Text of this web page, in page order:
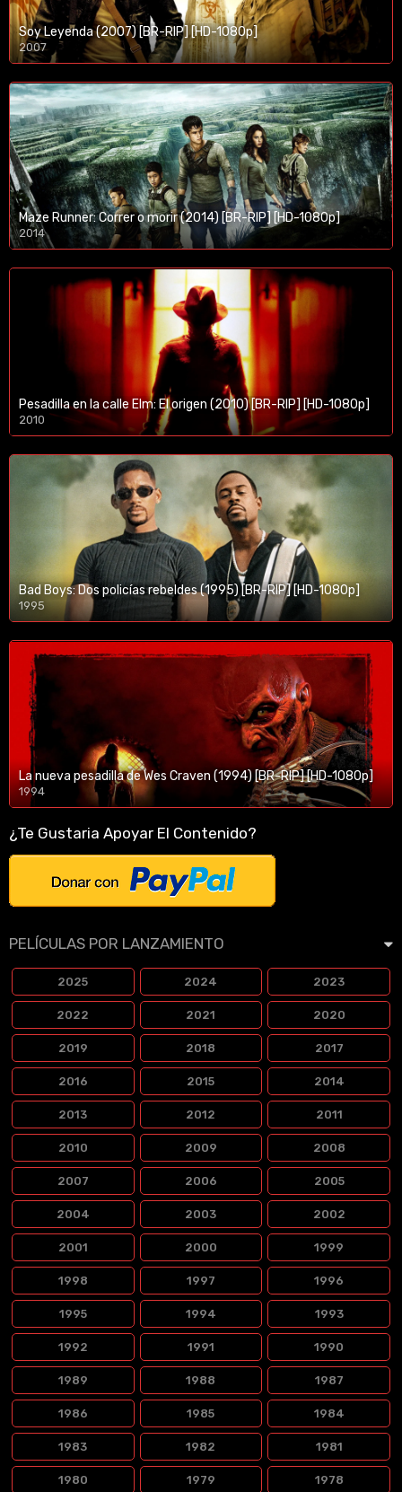
Soy Leyenda (2007) [BR-RIP] [HD-1080p]
2007
1080p/720p
Maze Runner: Correr o morir (2014) [BR-RIP] [HD-1080p]
2014
1080p/720p
Pesadilla en la calle Elm: El origen (2010) [BR-RIP] [HD-1080p]
2010
1080p/720p
Bad Boys: Dos policías rebeldes (1995) [BR-RIP] [HD-1080p]
1995
1080p/720p
La nueva pesadilla de Wes Craven (1994) [BR-RIP] [HD-1080p]
1994
1080p/720p
¿Te Gustaria Apoyar El Contenido?
PELÍCULAS POR LANZAMIENTO
2025 2024 2023
2022 2021 2020
2019 2018 2017
2016 2015 2014
2013 2012 2011
2010 2009 2008
2007 2006 2005
2004 2003 2002
2001 2000 1999
1998 1997 1996
1995 1994 1993
1992 1991 1990
1989 1988 1987
1986 1985 1984
1983 1982 1981
1980 1979 1978